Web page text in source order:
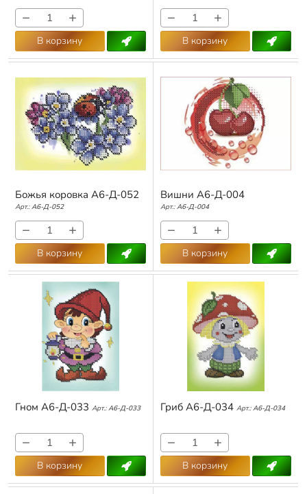
− +
В корзину
− +
В корзину
Божья коровка А6-Д-052
Арт.: А6-Д-052
− +
В корзину
Вишни А6-Д-004
Арт.: А6-Д-004
− +
В корзину
Гном А6-Д-033 Арт.: А6-Д-033
− +
В корзину
Гриб А6-Д-034 Арт.: А6-Д-034
− +
В корзину